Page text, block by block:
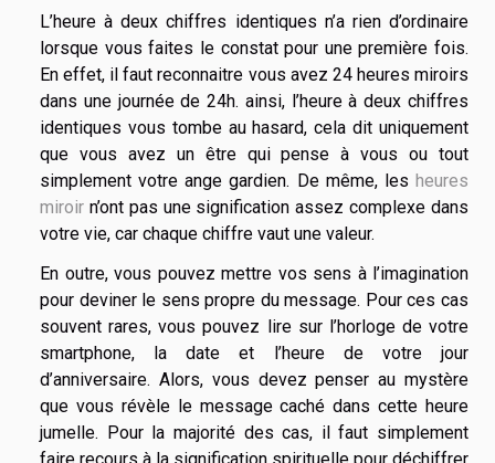
L’heure à deux chiffres identiques n’a rien d’ordinaire
lorsque vous faites le constat pour une première fois.
En effet, il faut reconnaitre vous avez 24 heures miroirs
dans une journée de 24h. ainsi, l’heure à deux chiffres
identiques vous tombe au hasard, cela dit uniquement
que vous avez un être qui pense à vous ou tout
simplement votre ange gardien. De même, les heures
miroir n’ont pas une signification assez complexe dans
votre vie, car chaque chiffre vaut une valeur.
En outre, vous pouvez mettre vos sens à l’imagination
pour deviner le sens propre du message. Pour ces cas
souvent rares, vous pouvez lire sur l’horloge de votre
smartphone, la date et l’heure de votre jour
d’anniversaire. Alors, vous devez penser au mystère
que vous révèle le message caché dans cette heure
jumelle. Pour la majorité des cas, il faut simplement